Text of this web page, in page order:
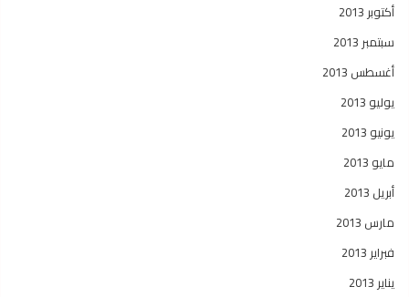
أكتوبر 2013
سبتمبر 2013
أغسطس 2013
يوليو 2013
يونيو 2013
مايو 2013
أبريل 2013
مارس 2013
فبراير 2013
يناير 2013